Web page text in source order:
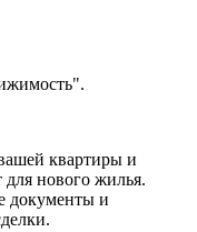
квартиры и
нового жилья.
документы и